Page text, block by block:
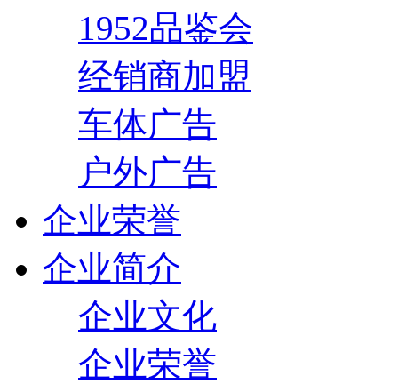
1952品鉴会
经销商加盟
车体广告
户外广告
企业荣誉
企业简介
企业文化
企业荣誉